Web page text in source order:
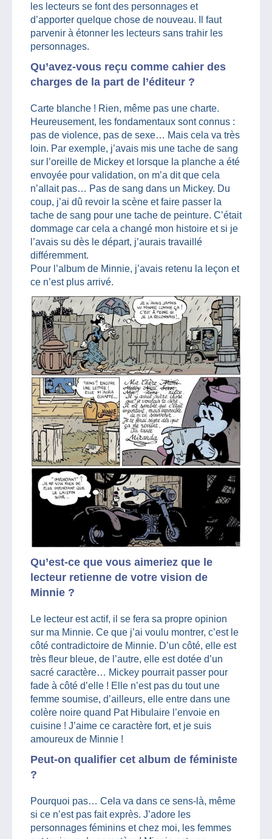
les lecteurs se font des personnages et
d’apporter quelque chose de nouveau. Il faut
parvenir à étonner les lecteurs sans trahir les
personnages.
Qu’avez-vous reçu comme cahier des
charges de la part de l’éditeur ?
Carte blanche ! Rien, même pas une charte.
Heureusement, les fondamentaux sont connus :
pas de violence, pas de sexe… Mais cela va très
loin. Par exemple, j’avais mis une tache de sang
sur l’oreille de Mickey et lorsque la planche a été
envoyée pour validation, on m’a dit que cela
n’allait pas… Pas de sang dans un Mickey. Du
coup, j’ai dû revoir la scène et faire passer la
tache de sang pour une tache de peinture. C’était
dommage car cela a changé mon histoire et si je
l’avais su dès le départ, j’aurais travaillé
différemment.
Pour l’album de Minnie, j’avais retenu la leçon et
ce n’est plus arrivé.
Qu’est-ce que vous aimeriez que le
lecteur retienne de votre vision de
Minnie ?
Le lecteur est actif, il se fera sa propre opinion
sur ma Minnie. Ce que j’ai voulu montrer, c’est le
côté contradictoire de Minnie. D’un côté, elle est
très fleur bleue, de l’autre, elle est dotée d’un
sacré caractère… Mickey pourrait passer pour
fade à côté d’elle ! Elle n’est pas du tout une
femme soumise, d’ailleurs, elle entre dans une
colère noire quand Pat Hibulaire l’envoie en
cuisine ! J’aime ce caractère fort, et je suis
amoureux de Minnie !
Peut-on qualifier cet album de féministe
?
Pourquoi pas… Cela va dans ce sens-là, même
si ce n’est pas fait exprès. J’adore les
personnages féminins et chez moi, les femmes